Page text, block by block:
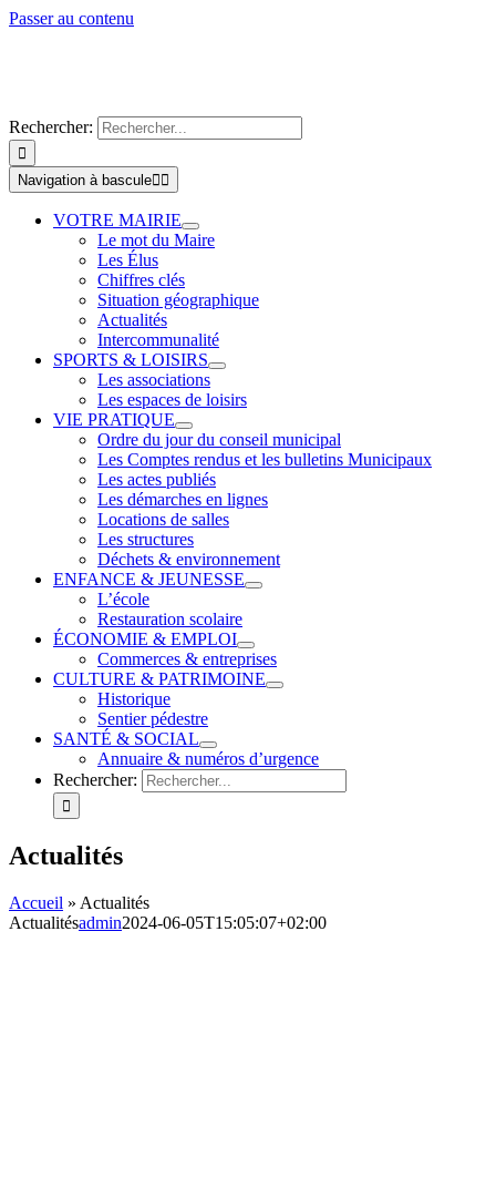
Passer au contenu
Rechercher:
Navigation à bascule
VOTRE MAIRIE
Le mot du Maire
Les Élus
Chiffres clés
Situation géographique
Actualités
Intercommunalité
SPORTS & LOISIRS
Les associations
Les espaces de loisirs
VIE PRATIQUE
Ordre du jour du conseil municipal
Les Comptes rendus et les bulletins Municipaux
Les actes publiés
Les démarches en lignes
Locations de salles
Les structures
Déchets & environnement
ENFANCE & JEUNESSE
L’école
Restauration scolaire
ÉCONOMIE & EMPLOI
Commerces & entreprises
CULTURE & PATRIMOINE
Historique
Sentier pédestre
SANTÉ & SOCIAL
Annuaire & numéros d’urgence
Rechercher:
Actualités
Accueil » Actualités
Actualitésadmin2024-06-05T15:05:07+02:00